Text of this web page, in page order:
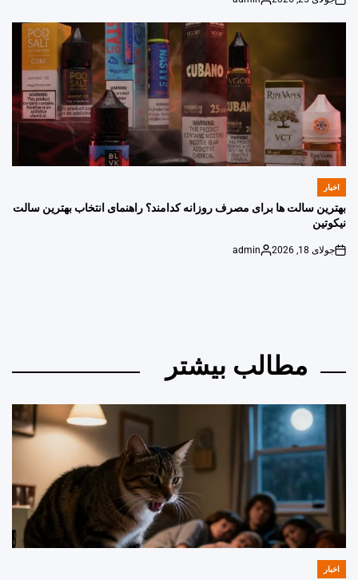
on
Posted
POSTED
اخبار
بهترین سالت ها برای مصرف روزانه کدامند؟ راهنمای انتخاب بهترین سالت
نیکوتین
on
جولای 18, 2026
Posted
admin
مطالب بیشتر
POSTED
اخبار